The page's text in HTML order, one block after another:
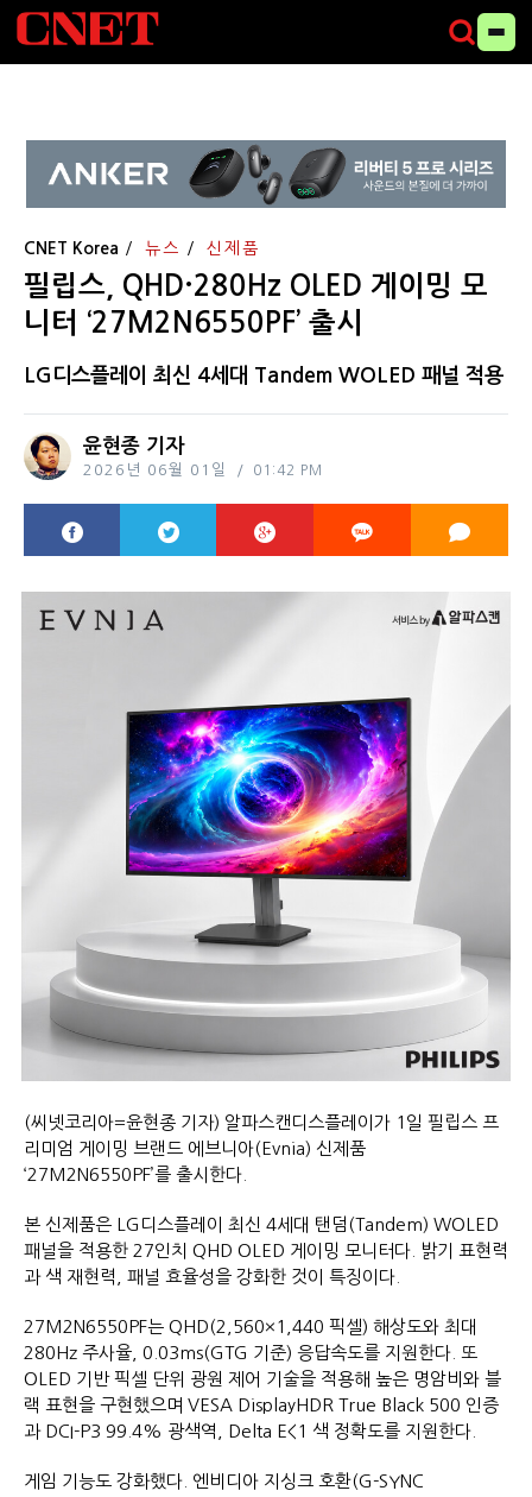
CNET Korea 뉴스 신제품
필립스, QHD·280Hz OLED 게이밍 모
니터 ‘27M2N6550PF’ 출시
LG디스플레이 최신 4세대 Tandem WOLED 패널 적용
윤현종 기자
2026년 06월 01일 01:42 PM
(씨넷코리아=윤현종 기자) 알파스캔디스플레이가 1일 필립스 프
리미엄 게이밍 브랜드 에브니아(Evnia) 신제품
‘27M2N6550PF’를 출시한다.
본 신제품은 LG디스플레이 최신 4세대 탠덤(Tandem) WOLED
패널을 적용한 27인치 QHD OLED 게이밍 모니터다. 밝기 표현력
과 색 재현력, 패널 효율성을 강화한 것이 특징이다.
27M2N6550PF는 QHD(2,560×1,440 픽셀) 해상도와 최대
280Hz 주사율, 0.03ms(GTG 기준) 응답속도를 지원한다. 또
OLED 기반 픽셀 단위 광원 제어 기술을 적용해 높은 명암비와 블
랙 표현을 구현했으며 VESA DisplayHDR True Black 500 인증
과 DCI-P3 99.4% 광색역, Delta E<1 색 정확도를 지원한다.
게임 기능도 강화했다. 엔비디아 지싱크 호환(G-SYNC